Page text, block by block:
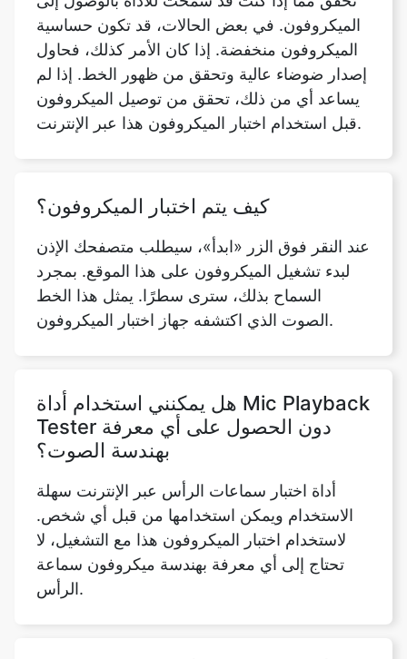
الميكروفون. في بعض الحالات، قد تكون حساسية
الميكروفون منخفضة. إذا كان الأمر كذلك، فحاول
إصدار ضوضاء عالية وتحقق من ظهور الخط. إذا لم
يساعد أي من ذلك، تحقق من توصيل الميكروفون
قبل استخدام اختبار الميكروفون هذا عبر الإنترنت.
كيف يتم اختبار الميكروفون؟
عند النقر فوق الزر «ابدأ»، سيطلب متصفحك الإذن
لبدء تشغيل الميكروفون على هذا الموقع. بمجرد
السماح بذلك، سترى سطرًا. يمثل هذا الخط
الصوت الذي اكتشفه جهاز اختبار الميكروفون.
هل يمكنني استخدام أداة Mic Playback
Tester دون الحصول على أي معرفة
بهندسة الصوت؟
أداة اختبار سماعات الرأس عبر الإنترنت سهلة
الاستخدام ويمكن استخدامها من قبل أي شخص.
لاستخدام اختبار الميكروفون هذا مع التشغيل، لا
تحتاج إلى أي معرفة بهندسة ميكروفون سماعة
الرأس.